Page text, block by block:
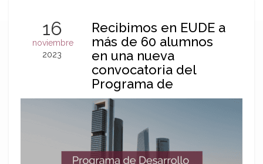
16
noviembre
2023
Recibimos en EUDE a
más de 60 alumnos
en una nueva
convocatoria del
Programa de
Desarrollo Directivo
Internacional (PDDI)